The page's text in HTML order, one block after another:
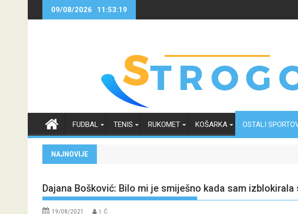
09/08/2026 11:53:20
FUDBAL TENIS RUKOMET KOŠARKA OSTALI
NAJNOVIJE
Dajana Bošković: Bilo mi je smiješno kada sam
19/08/2021 I. Ć.